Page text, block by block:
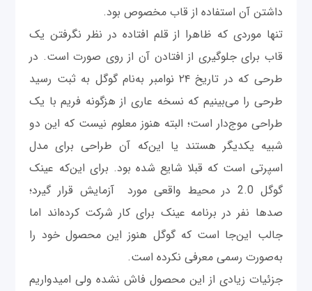
داشتن آن استفاده از قاب مخصوص بود.
تنها موردی که ظاهرا از قلم افتاده در نظر نگرفتن یک
قاب برای جلوگیری از افتادن آن از روی صورت است. در
طرحی که در تاریخ ۲۴ نوامبر به‌نام گوگل به ثبت رسید
طرحی را می‌بینیم که نسخه عاری از هزگونه فریم با یک
طراحی موج‌دار است؛ البته هنوز معلوم نیست که این دو
شبیه یکدیگر هستند یا این‌که آن طراحی برای مدل
اسپرتی است که قبلا شایع شده بود. برای این‌که عینک
گوگل 2.0 در محیط واقعی مورد آزمایش قرار گیرد؛
صدها نفر در برنامه عینک برای کار شرکت کرده‌اند اما
جالب این‌جا است که گوگل هنوز این محصول خود را
به‌صورت رسمی معرفی نکرده است.
جزئیات زیادی از این محصول فاش نشده ولی امیدواریم